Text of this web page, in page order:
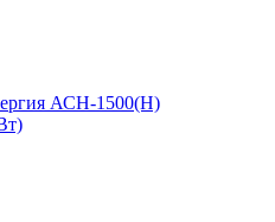
АСН-1500(Н)